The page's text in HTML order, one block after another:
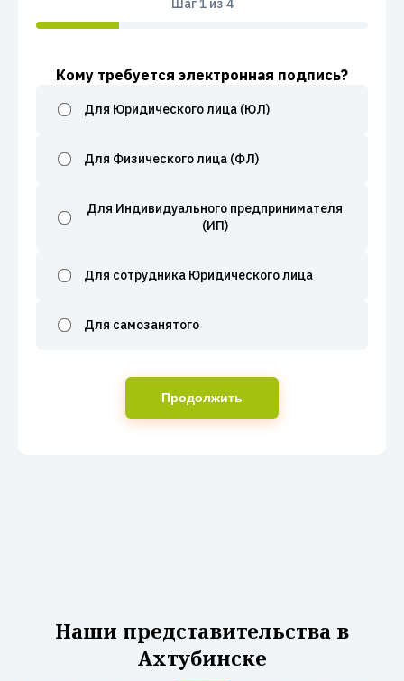
Шаг1из 4
Кому требуется электронная подпись?
Для Юридического лица (ЮЛ)
Для Физического лица (ФЛ)
Для Индивидуального предпринимателя
(ИП)
Для сотрудника Юридического лица
Для самозанятого
Продолжить
Наши представительства в
Ахтубинске